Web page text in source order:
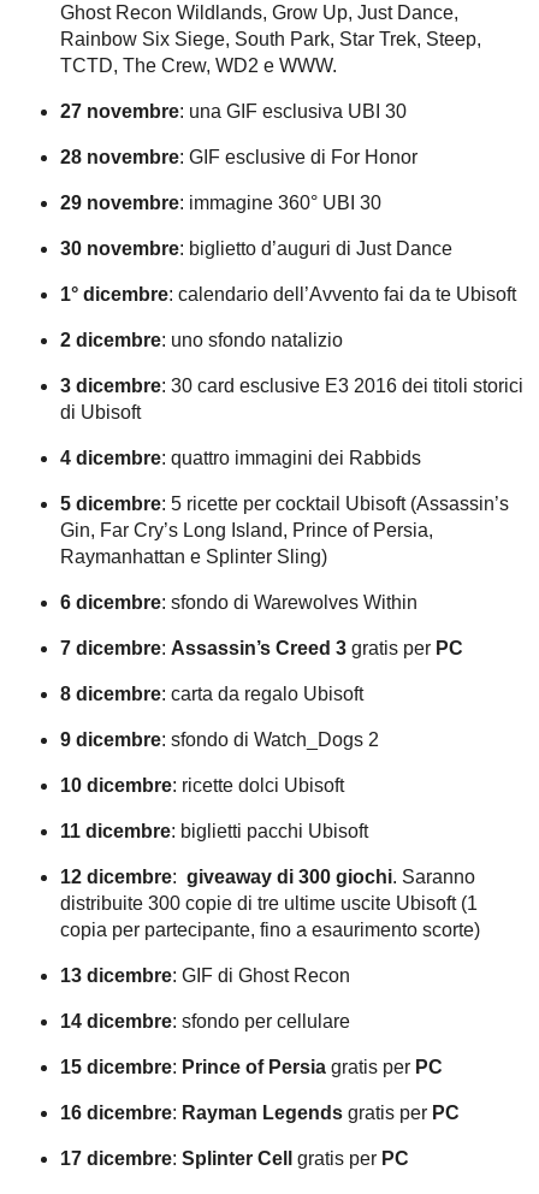
Ghost Recon Wildlands, Grow Up, Just Dance,
Rainbow Six Siege, South Park, Star Trek, Steep,
TCTD, The Crew, WD2 e WWW.
27 novembre: una GIF esclusiva UBI 30
28 novembre: GIF esclusive di For Honor
29 novembre: immagine 360° UBI 30
30 novembre: biglietto d’auguri di Just Dance
1° dicembre: calendario dell’Avvento fai da te Ubisoft
2 dicembre: uno sfondo natalizio
3 dicembre: 30 card esclusive E3 2016 dei titoli storici
di Ubisoft
4 dicembre: quattro immagini dei Rabbids
5 dicembre: 5 ricette per cocktail Ubisoft (Assassin’s
Gin, Far Cry’s Long Island, Prince of Persia,
Raymanhattan e Splinter Sling)
6 dicembre: sfondo di Warewolves Within
7 dicembre: Assassin’s Creed 3 gratis per PC
8 dicembre: carta da regalo Ubisoft
9 dicembre: sfondo di Watch_Dogs 2
10 dicembre: ricette dolci Ubisoft
11 dicembre: biglietti pacchi Ubisoft
12 dicembre: giveaway di 300 giochi. Saranno
distribuite 300 copie di tre ultime uscite Ubisoft (1
copia per partecipante, fino a esaurimento scorte)
13 dicembre: GIF di Ghost Recon
14 dicembre: sfondo per cellulare
15 dicembre: Prince of Persia gratis per PC
16 dicembre: Rayman Legends gratis per PC
17 dicembre: Splinter Cell gratis per PC